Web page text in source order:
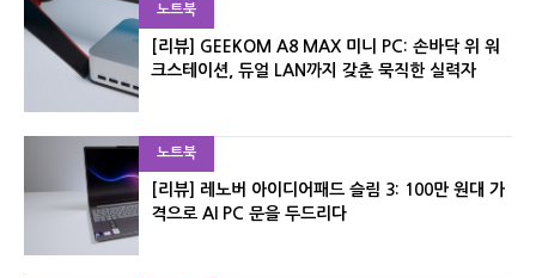
노트북
[리뷰] GEEKOM A8 MAX 미니 PC: 손바닥 위 워
크스테이션, 듀얼 LAN까지 갖춘 묵직한 실력자
노트북
[리뷰] 레노버 아이디어패드 슬림 3: 100만 원대 가
격으로 AI PC 문을 두드리다